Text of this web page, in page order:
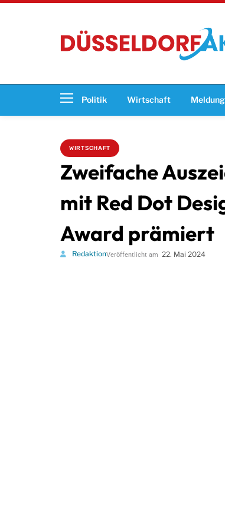
Politik Wirtschaft
WIRTSCHAFT
Zweifache
mit Red Dot
Award prämiert
RedaktionVeröffentlicht am 22. Mai 2024